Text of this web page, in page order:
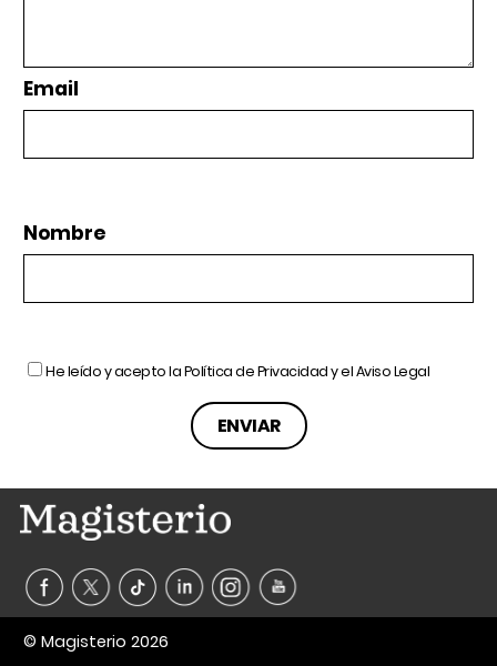
Email
Nombre
He leído y acepto laPolítica de Privacidady elAviso Legal
© Magisterio 2026